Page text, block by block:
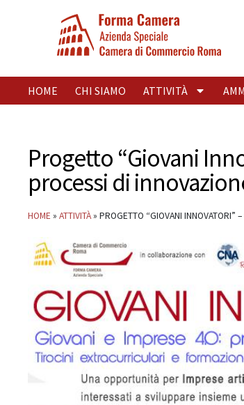
HOME CHI SIAMO ATTIVITÀ
Progetto “Giovani
processi di
HOME » ATTIVITÀ» PROGETTO “GIOVANI INNOVATORI”